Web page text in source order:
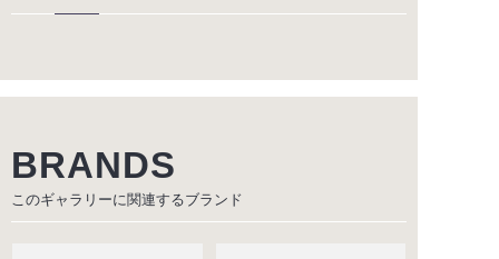
BRANDS
このギャラリーに関連するブランド